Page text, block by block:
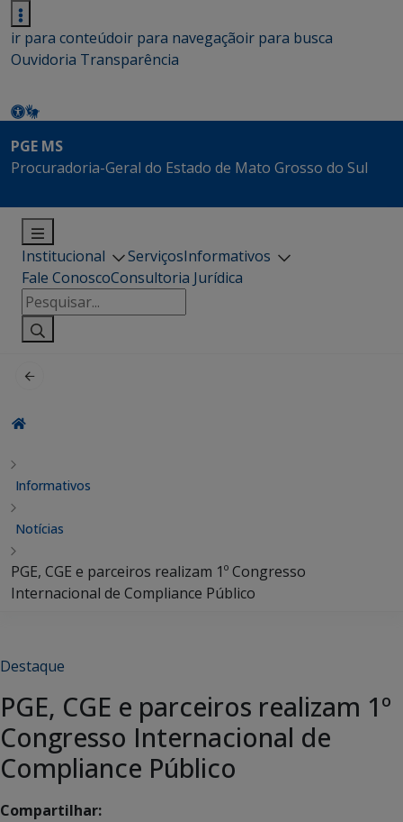
ir para conteúdoir para navegaçãoir para busca
Ouvidoria Transparência
PGE MS
Procuradoria-Geral do Estado de Mato Grosso do Sul
Institucional ServiçosInformativos
Fale ConoscoConsultoria Jurídica
Pesquisar
por:
Informativos
Notícias
PGE, CGE e parceiros realizam 1º Congresso
Internacional de Compliance Público
Destaque
PGE, CGE e parceiros realizam 1º
Congresso Internacional de
Compliance Público
Compartilhar: